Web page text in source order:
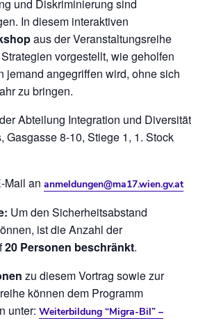
und Diskriminierung sind
In diesem interaktiven
aus der Veranstaltungsreihe
vorgestellt, wie geholfen
jemand angegriffen wird, ohne sich
zu bringen.
Abteilung Integration und Diversität
Gasgasse 8-10, Stiege 1, 1. Stock
Mail an anmeldungen@ma17.wien.gv.at
Um den Sicherheitsabstand
ist die Anzahl der
20 Personen beschränkt.
zu diesem Vortrag sowie zur
können dem Programm
unter: Weiterbildung “Migra-Bil” –